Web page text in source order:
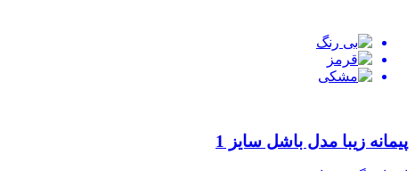
پیمانه زیبا مدل باشل سایز 1